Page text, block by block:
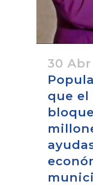
30 Abr
que el